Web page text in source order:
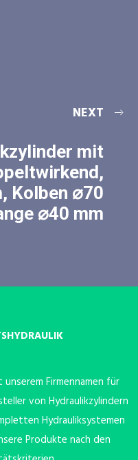
NEXT
mit
Kolben ⌀70
⌀40 mm
Firmennamen für
von Hydraulikzylindern
Hydrauliksystemen
Produkte nach den